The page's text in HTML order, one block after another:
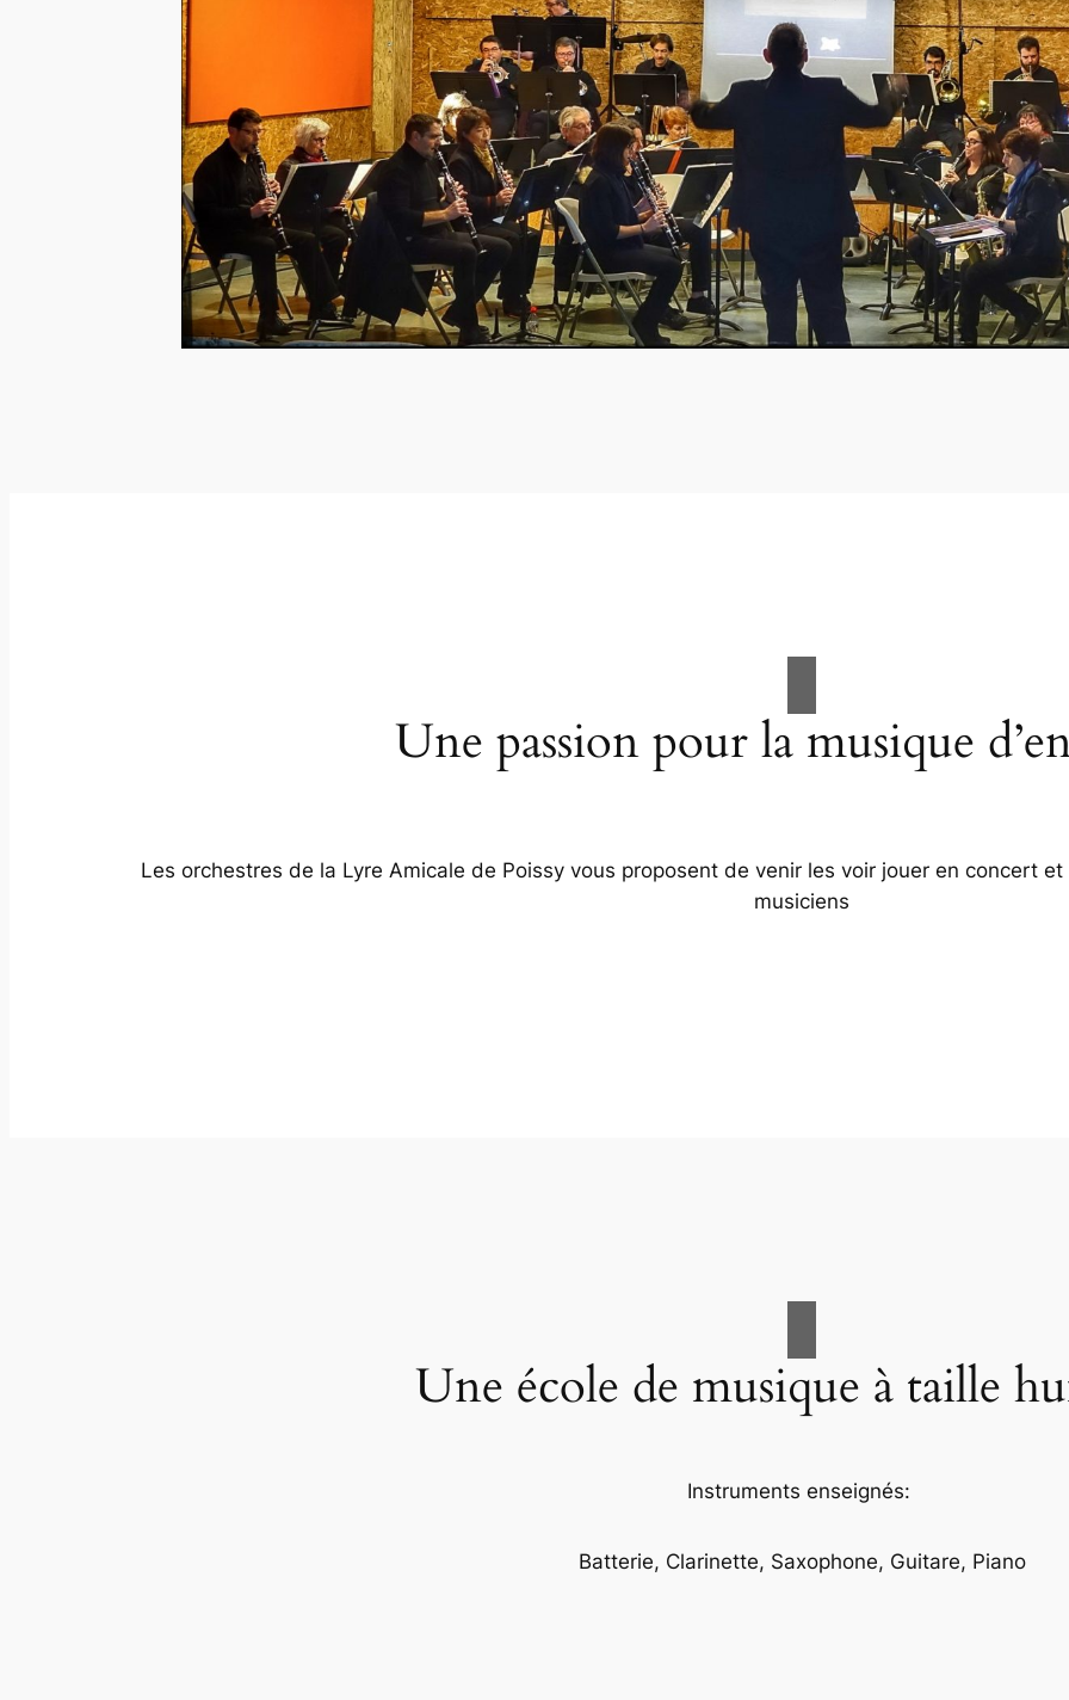
Une passion pour la musique
Les orchestres de la Lyre Amicale de Poissy vous proposent de venir les voir jouer en concert
musiciens
Une école de musique à taille
Instruments enseignés:
Batterie, Clarinette, Saxophone, Guitare, Piano